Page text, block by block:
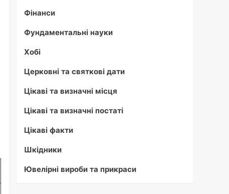
Фінанси
Фундаментальні науки
Хобі
Церковні та святкові дати
Цікаві та визначні місця
Цікаві та визначні постаті
Цікаві факти
Шкідники
Ювелірні вироби та прикраси